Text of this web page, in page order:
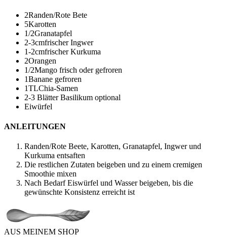
2Randen/Rote Bete
5Karotten
1/2Granatapfel
2-3cmfrischer Ingwer
1-2cmfrischer Kurkuma
2Orangen
1/2Mango frisch oder gefroren
1Banane gefroren
1TLChia-Samen
2-3 Blätter Basilikum optional
Eiwürfel
ANLEITUNGEN
Randen/Rote Beete, Karotten, Granatapfel, Ingwer und
Kurkuma entsaften
Die restlichen Zutaten beigeben und zu einem cremigen
Smoothie mixen
Nach Bedarf Eiswürfel und Wasser beigeben, bis die
gewünschte Konsistenz erreicht ist
AUS MEINEM SHOP